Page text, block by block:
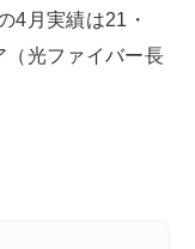
4月実績は21・
（光ファイバー長